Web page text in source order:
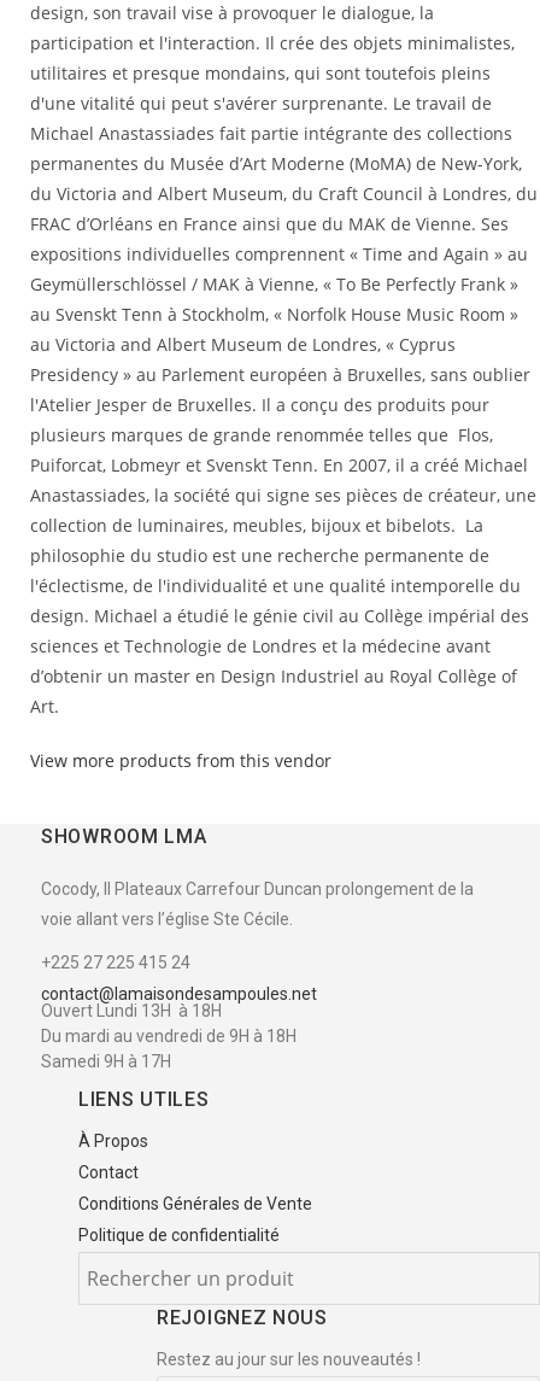
design, son travail vise à provoquer le dialogue, la
participation et l'interaction. Il crée des objets minimalistes,
utilitaires et presque mondains, qui sont toutefois pleins
d'une vitalité qui peut s'avérer surprenante. Le travail de
Michael Anastassiades fait partie intégrante des collections
permanentes du Musée d’Art Moderne (MoMA) de New-York,
du Victoria and Albert Museum, du Craft Council à Londres, du
FRAC d’Orléans en France ainsi que du MAK de Vienne. Ses
expositions individuelles comprennent « Time and Again » au
Geymüllerschlössel / MAK à Vienne, « To Be Perfectly Frank »
au Svenskt Tenn à Stockholm, « Norfolk House Music Room »
au Victoria and Albert Museum de Londres, « Cyprus
Presidency » au Parlement européen à Bruxelles, sans oublier
l'Atelier Jesper de Bruxelles. Il a conçu des produits pour
plusieurs marques de grande renommée telles que Flos,
Puiforcat, Lobmeyr et Svenskt Tenn. En 2007, il a créé Michael
Anastassiades, la société qui signe ses pièces de créateur, une
collection de luminaires, meubles, bijoux et bibelots. La
philosophie du studio est une recherche permanente de
l'éclectisme, de l'individualité et une qualité intemporelle du
design. Michael a étudié le génie civil au Collège impérial des
sciences et Technologie de Londres et la médecine avant
d’obtenir un master en Design Industriel au Royal Collège of
Art.
View more products from this vendor
SHOWROOM LMA
Cocody, II Plateaux Carrefour Duncan prolongement de la
voie allant vers l’église Ste Cécile.
+225 27 225 415 24
contact@lamaisondesampoules.net
Ouvert Lundi 13H à 18H
Du mardi au vendredi de 9H à 18H
Samedi 9H à 17H
LIENS UTILES
À Propos
Contact
Conditions Générales de Vente
Politique de confidentialité
REJOIGNEZ NOUS
Restez au jour sur les nouveautés !